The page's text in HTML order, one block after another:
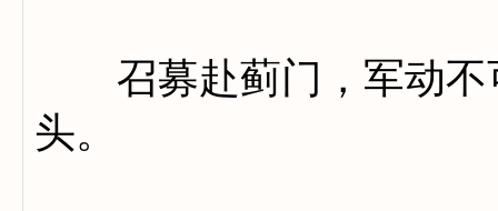
召募赴蓟门，军动不
头。